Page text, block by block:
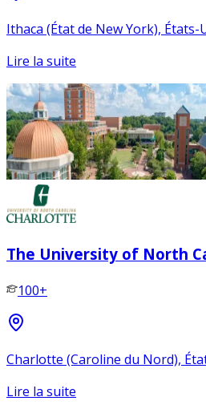
Ithaca (État de New York), États-
Lire la suite
The University of North
100+
Charlotte (Caroline du Nord),
Lire la suite